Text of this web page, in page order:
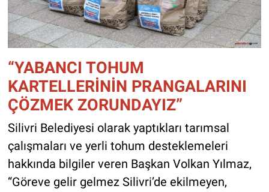
“YABANCI TOHUM
KARTELLERİNİN PRANGALARINI
ÇÖZMEK ZORUNDAYIZ”
Silivri Belediyesi olarak yaptıkları tarımsal
çalışmaları ve yerli tohum desteklemeleri
hakkında bilgiler veren Başkan Volkan Yılmaz,
“Göreve gelir gelmez Silivri’de ekilmeyen,